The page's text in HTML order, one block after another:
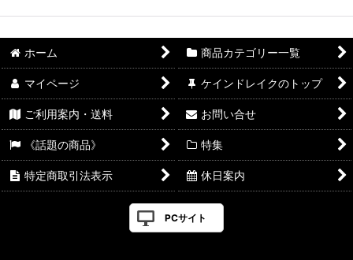
ホーム 商品カテゴリー一覧
マイページ ケインドレイクのトップ
ご利用案内・送料 お問い合せ
《話題の商品》 特集
特定商取引法表示 休日案内
PCサイト